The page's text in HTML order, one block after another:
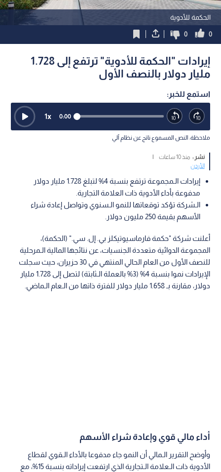
الحكمة للأدوية
0
0
إيرادات "الحكمة للأدوية" ترتفع إلى 1.728
مليار دولار بالنصف الأول
استمع للخبر:
0:00
1x
ملاحظة: النص المسموع ناتج عن نظام آلي
نشر : منذ 10 ساعات
|
الأردن
إيرادات الـمجموعة ترتفع بنسبة 4% لتبلغ 1.728 مليار دولار
مدفوعة بأداء الأدوية ذات العلامة التجارية.
الـشركة تؤكد توقعاتها للنمو الـسنوي وتواصل إعادة شراء
الأسهم بقيمة 250 مليون دولار.
أعلنت شركة "حكمة فارماسيوتيكلز بي. إل. سي." (الحكمة)،
المجموعة الدوائية متعددة الجنسيات، عن نتائجها المالية الـمرحلية
للنصف الأول من العام الحالي المنتهي في 30 حزيران، حيث سجلت
الإيرادات نموا بنسبة 4% (3% بالعملة الـثابتة) لتصل إلى 1.728 مليار
دولار، مقارنة بـ 1.658 مليار دولار للفترة ذاتها من الـعام الـماضي.
أداء مالي قوي وإعادة شراء الأسهم
وأوضح التقرير الـمالي أن النمو جاء مدفوعا بالأداء الـقوي لقطاع
الأدوية ذات الـعلامة الـتجارية الذي ارتفعت إيراداته بنسبة 15%، مع